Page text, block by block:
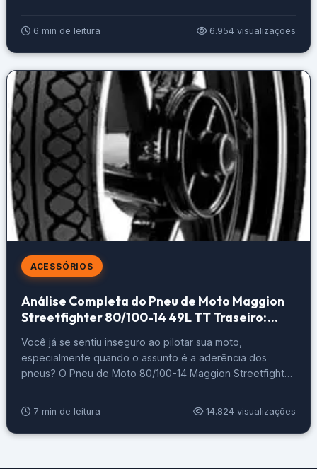
com problemas, isso pode deixar você na mão em suas
perda […]
6 min de leitura 6.954 visualizações
ACESSÓRIOS
Análise Completa do Pneu de Moto Maggion
Streetfighter 80/100-14 49L TT Traseiro:
Você já se sentiu inseguro ao pilotar sua moto,
especialmente quando o assunto é a aderência dos
pneus? O Pneu de Moto 80/100-14 Maggion Streetfighter
Pneus mal conservados ou inadequados podem levar a
deslizamentos e acidentes, deixando você apreensivo e
desconfortável enquanto dirige. Imagine a […]
7 min de leitura 14.824 visualizações